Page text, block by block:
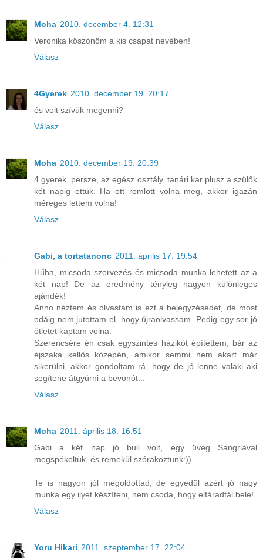
Moha 2010. december 4. 12:31
Veronika köszönöm a kis csapat nevében!
Válasz
4Gyerek 2010. december 19. 20:17
és volt szívük megenni?
Válasz
Moha 2010. december 19. 20:39
4 gyerek, persze, az egész osztály, tanári kar plusz a szülők
két napig ettük. Ha ott romlott volna meg, akkor igazán
méreges lettem volna!
Válasz
Gabi, a tortatanonc 2011. április 17. 19:54
Hűha, micsoda szervezés és micsoda munka lehetett az a
két nap! De az eredmény tényleg nagyon különleges
ajándék!
Anno néztem és olvastam is ezt a bejegyzésedet, de most
odáig nem jutottam el, hogy újraolvassam. Pedig egy sor jó
ötletet kaptam volna.
Szerencsére én csak egyszintes házikót építettem, bár az
éjszaka kellős közepén, amikor semmi nem akart már
sikerülni, akkor gondoltam rá, hogy de jó lenne valaki aki
segítene átgyúrni a bevonót...
Válasz
Moha 2011. április 18. 16:51
Gabi a két nap jó buli volt, egy üveg Sangriával
megspékeltük, és remekül szórakoztunk:))
Te is nagyon jól megoldottad, de egyedül azért jó nagy
munka egy ilyet készíteni, nem csoda, hogy elfáradtál bele!
Válasz
Yoru Hikari 2011. szeptember 17. 22:04